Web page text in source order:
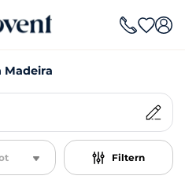
Madeira
Filtern